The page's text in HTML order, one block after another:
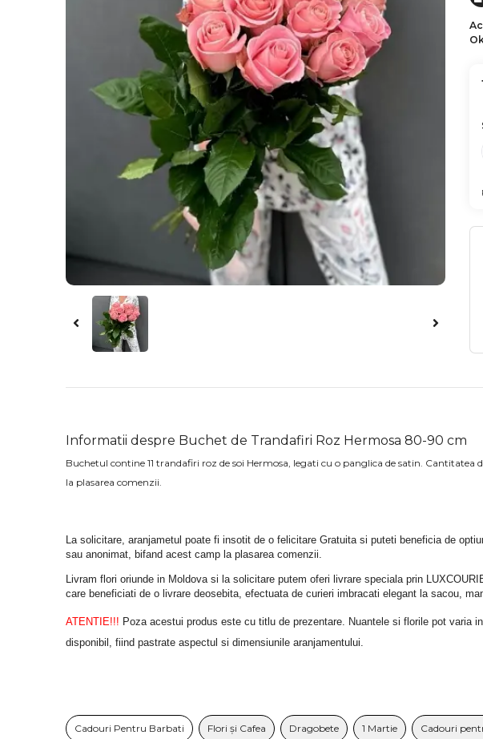
Informatii despre Buchet de Trandafiri Roz Hermosa 80-90 cm
Buchetul contine 11 trandafiri roz de soi Hermosa, legati cu o panglica de satin. Cantitatea
la plasarea comenzii.
La solicitare, aranjametul poate fi insotit de o felicitare Gratuita si puteti beneficia de
sau anonimat, bifand acest camp la plasarea comenzii.
Livram flori oriunde in Moldova si la solicitare putem oferi livrare speciala prin
care beneficiati de o livrare deosebita, efectuata de curieri imbracati elegant la sacou,
ATENTIE!!! Poza acestui produs este cu titlu de prezentare. Nuantele si florile pot varia
disponibil, fiind pastrate aspectul si dimensiunile aranjamentului.
Cadouri Pentru Barbati Flori și Cafea Dragobete 1 Martie Cadouri